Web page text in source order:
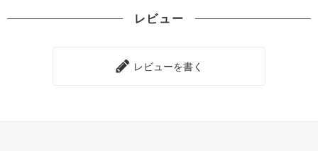
レビュー
レビューを書く